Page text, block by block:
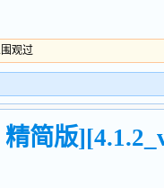
观过
简版